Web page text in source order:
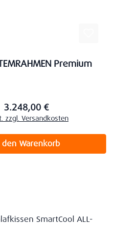
Premium
3.248,00 €
zzgl. Versandkosten
den Warenkorb